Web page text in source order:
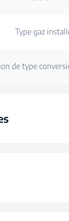
Type gaz
de type